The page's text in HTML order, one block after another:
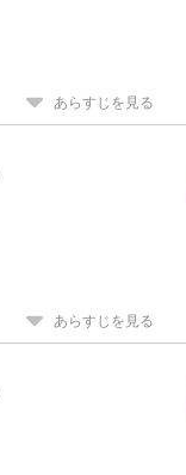
あらすじを見る
あらすじを見る